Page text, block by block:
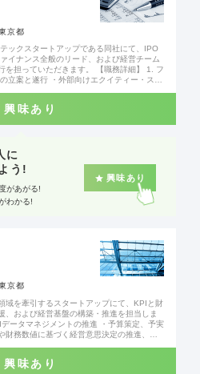
京都
ックスタートアップである同社にて、IPO
イナンス全般のリード、および経営チーム
を担っていただきます。 【職務詳細】 1. フ
立案と遂行 ・外部向けエクイティー・スト
メントの統括 ・予算策定と予実管理 ・KPI
向けた管理体制の整備・統括 ・管理業務の
業務内容変更の範囲】 同社業務全般
興味あり
に
う!
があがる!
わかる!
興味あり
京都
域を牽引するスタートアップにて、KPIと財
、および経営基盤の構築・推進を担当しま
ータマネジメントの推進 ・予算策定、予実
財務数値に基づく経営意思決定の推進、経
ホルダーへの対応 3. その他 ・CEO／CFO
興味あり